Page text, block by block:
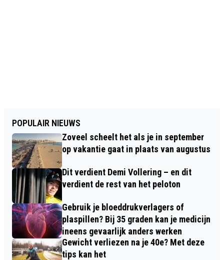
POPULAIR NIEUWS
Zoveel scheelt het als je in september
op vakantie gaat in plaats van augustus
Dit verdient Demi Vollering – en dit
verdient de rest van het peloton
Gebruik je bloeddrukverlagers of
plaspillen? Bij 35 graden kan je medicijn
ineens gevaarlijk anders werken
Gewicht verliezen na je 40e? Met deze
tips kan het